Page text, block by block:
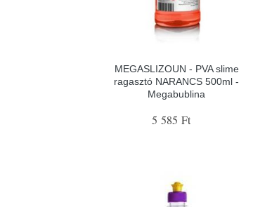
MEGASLIZOUN - PVA slime
ragasztó NARANCS 500ml -
Megabublina
5 585 Ft